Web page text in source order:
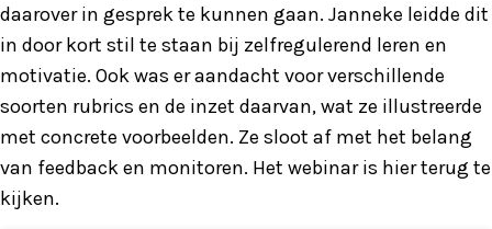
daarover in gesprek te kunnen gaan. Janneke leidde dit
in door kort stil te staan bij zelfregulerend leren en
motivatie. Ook was er aandacht voor verschillende
soorten rubrics en de inzet daarvan, wat ze illustreerde
met concrete voorbeelden. Ze sloot af met het belang
van feedback en monitoren. Het webinar is hier terug te
kijken.